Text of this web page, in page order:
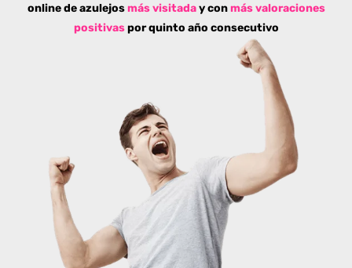
online de azulejos más visitaday conmás valoraciones
positivaspor quinto año consecutivo